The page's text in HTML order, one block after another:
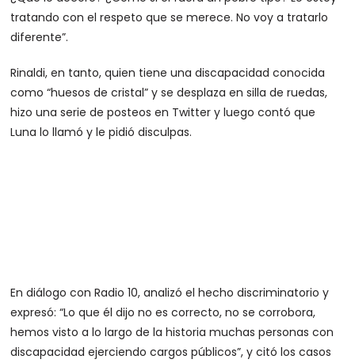
tratando con el respeto que se merece. No voy a tratarlo
diferente”.
Rinaldi, en tanto, quien tiene una discapacidad conocida
como “huesos de cristal” y se desplaza en silla de ruedas,
hizo una serie de posteos en Twitter y luego contó que
Luna lo llamó y le pidió disculpas.
En diálogo con Radio 10, analizó el hecho discriminatorio y
expresó: “Lo que él dijo no es correcto, no se corrobora,
hemos visto a lo largo de la historia muchas personas con
discapacidad ejerciendo cargos públicos”, y citó los casos